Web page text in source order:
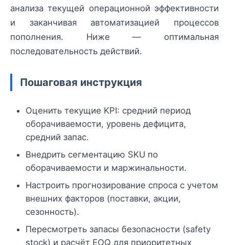
анализа текущей операционной эффективности
и заканчивая автоматизацией процессов
пополнения. Ниже — оптимальная
последовательность действий.
Пошаговая инструкция
Оценить текущие KPI: средний период
оборачиваемости, уровень дефицита,
средний запас.
Внедрить сегментацию SKU по
оборачиваемости и маржинальности.
Настроить прогнозирование спроса с учетом
внешних факторов (поставки, акции,
сезонность).
Пересмотреть запасы безопасности (safety
stock) и расчёт EOQ для приоритетных